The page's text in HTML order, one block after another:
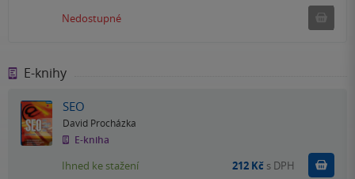
Nedostupné
E-knihy
SEO
David Procházka
E-kniha
Ihned ke stažení 212 Kč s DPH Koupit